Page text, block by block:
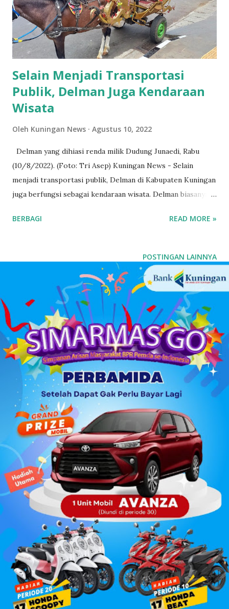
menyebabkan kecanduan dan mengganggu kemampuan anak
untuk fokus. 2. Stres dan Kecemasan: Paparan konten
negatif dan perbandingan sosial media dapat meningkatkan
stres dan kecemasan. 3. Penurunan Kreativitas: Penggunaan
Handphone yang berl...
Selain Menjadi Transportasi
Publik, Delman Juga Kendaraan
Wisata
Oleh Kuningan News Agustus 10, 2022
Delman yang dihiasi renda milik Dudung Junaedi, Rabu
(10/8/2022). (Foto: Tri Asep) Kuningan News - Selain
menjadi transportasi publik, Delman di Kabupaten Kuningan
juga berfungsi sebagai kendaraan wisata. Delman biasanya
pelanggan, saat ini delman dihiasi dengan renda. "Dihias
Kuningan News , Rabu (10/8/2022). Dulu delman memang
sempat menjadi transportasi publik. Namun, fungsinya
sebagai transportasi publik tergantikan selain oleh angkot,
juga oleh transportasi online yang sudah jamak sekarang
ini. " Kalo ada yang habis dari pasar, bawa barang-barang,
dianterin . Sekarang mah udah jarang, ada ojek online,"
ungkap Dudung. Selain dihiasi oleh renda, delman di
Kabupaten Kuningan juga dihias dengan lampu-lampu kedip.
Untuk yang menggunakan lampu-lampu kedip, mulai
mangkal sejak sore sampai malam. ...
BERBAGI READ MORE »
POSTINGAN LAINNYA